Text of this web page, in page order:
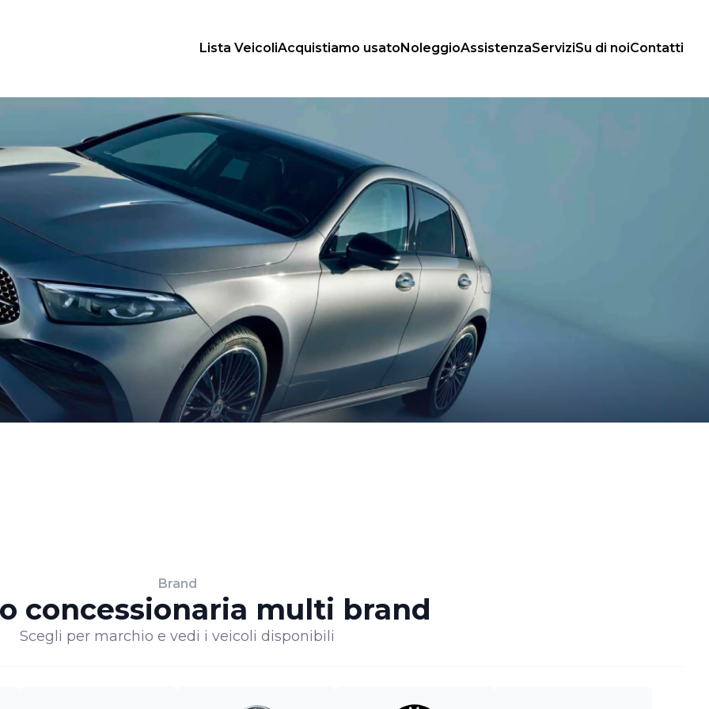
Lista VeicoliAcquistiamo usatoNoleggioAssistenzaServiziSu di noiContatti
Brand
concessionaria multi brand
Scegli per marchio e vedi i veicoli disponibili